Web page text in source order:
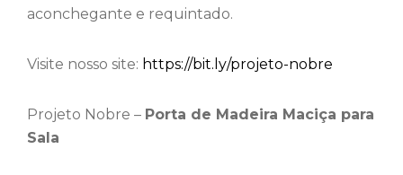
aconchegante e requintado.
Visite nosso site: https://bit.ly/projeto-nobre
Projeto Nobre – Porta de Madeira Maciça para
Sala